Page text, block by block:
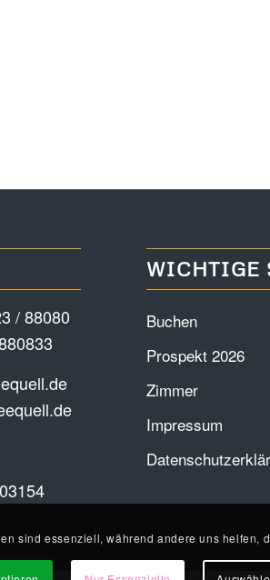
/ 88080
WICHTIGE
Buchen
Prospekt 2026
Zimmer
Impressum
sind essenziell, während andere uns helfen,